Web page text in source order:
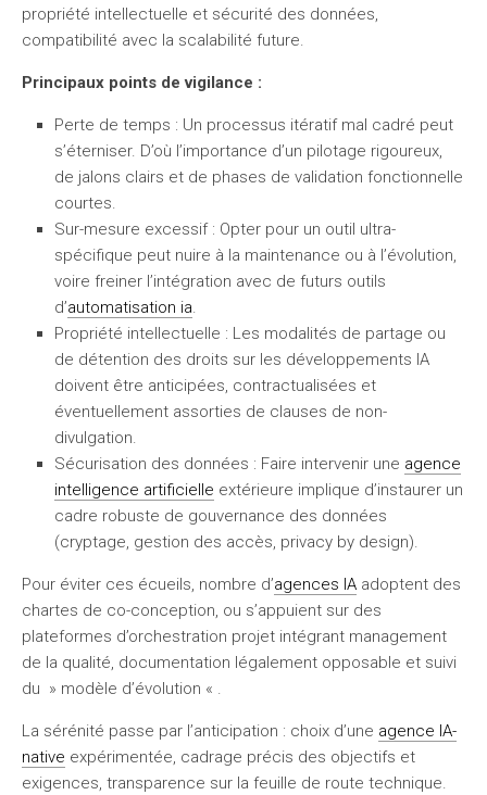
propriété intellectuelle et sécurité des données,
compatibilité avec la scalabilité future.
Principaux points de vigilance :
Perte de temps : Un processus itératif mal cadré peut
s’éterniser. D’où l’importance d’un pilotage rigoureux,
de jalons clairs et de phases de validation fonctionnelle
courtes.
Sur-mesure excessif: Opter pour un outil ultra-
spécifique peut nuire à la maintenance ou à l’évolution,
voire freiner l’intégration avec de futurs outils
d’automatisation ia.
Propriété intellectuelle : Les modalités de partage ou
de détention des droits sur les développements IA
doivent être anticipées, contractualisées et
éventuellement assorties de clauses de non-
divulgation.
Sécurisation des données : Faire intervenir une agence
intelligence artificielle extérieure implique d’instaurer un
cadre robuste de gouvernance des données
(cryptage, gestion des accès, privacy by design).
Pour éviter ces écueils, nombre d’agences IA adoptent des
chartes de co-conception, ou s’appuient sur des
plateformes d’orchestration projet intégrant management
de la qualité, documentation légalement opposable et suivi
du » modèle d’évolution « .
La sérénité passe par l’anticipation : choix d’une agence IA-
native expérimentée, cadrage précis des objectifs et
exigences, transparence sur la feuille de route technique.